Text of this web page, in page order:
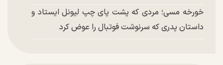
خورخه مسی؛ مردی که پشت پای چپ لیونل ایستاد و
داستان پدری که سرنوشت فوتبال را عوض کرد